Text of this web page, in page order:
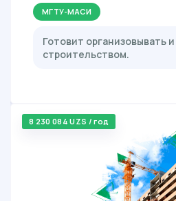
МГТУ-МАСИ
Готовит организовывать
строительством.
8 230 084 UZS / год